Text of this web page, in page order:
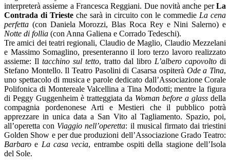
interpreterà assieme a Francesca Reggiani. Due novità anche perLa
Contrada di Trieste che sarà in circuito con le commedie La cena
perfetta (con Daniela Morozzi, Blas Roca Rey e Nini Salerno) e
Notte di follia (con Anna Galiena e Corrado Tedeschi).
Tre amici dei teatri regionali, Claudio de Maglio, Claudio Mezzelani
e Massimo Somaglino, presenteranno il loro terzo lavoro realizzato
assieme: Il tacchino sul tetto, tratto dal libro L’albero capovolto di
Stefano Montello. Il Teatro Pasolini di Casarsa ospiterà Ode a Tina,
uno spettacolo di musica e parole dedicato dall’Associazione Corale
Polifonica di Montereale Valcellina a Tina Modotti; mentre la figura
di Peggy Guggenheim è tratteggiata da Woman before a glass della
compagnia pordenonese Arti e Mestieri che il pubblico potrà
apprezzare in unica data a San Vito al Tagliamento. Spazio, poi,
all’operetta con Viaggio nell’operetta: il musical firmato dai triestini
Golden Show e per due produzioni dell’Associazione Grado Teatro:
Barbaro e La casa vecia, entrambe ospiti della stagione dell’Isola
del Sole.